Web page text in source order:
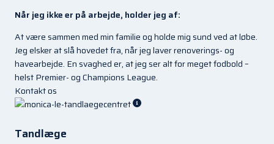
Når jeg ikke er på arbejde, holder jeg af:
At være sammen med min familie og holde mig sund ved at løbe.
Jeg elsker at slå hovedet fra, når jeg laver renoverings- og
havearbejde. En svaghed er, at jeg ser alt for meget fodbold –
helst Premier- og Champions League.
Kontakt os
Tandlæge